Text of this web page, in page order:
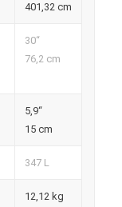
401,32 cm
30“
76,2 cm
5,9“
15 cm
347 L
12,12 kg